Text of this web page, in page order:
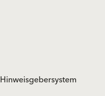
Hinweisgebersystem